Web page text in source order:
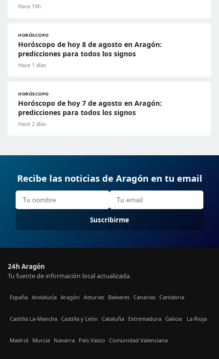
Hace 10h
HORÓSCOPO
Horóscopo de hoy 8 de agosto en Aragón:
predicciones para todos los signos
Hace 1 días
HORÓSCOPO
Horóscopo de hoy 7 de agosto en Aragón:
predicciones para todos los signos
Hace 2 días
Recibe las noticias de Aragón en tu email
Suscribirme
24h Aragón
Tu fuente de información local actualizada.
España Andalucía Aragón Asturias Baleares Canarias Cantabria
Castilla La-Mancha Castilla y León Cataluña Extremadura Galicia La Rioja
Madrid Murcia Navarra País Vasco Comunidad Valenciana